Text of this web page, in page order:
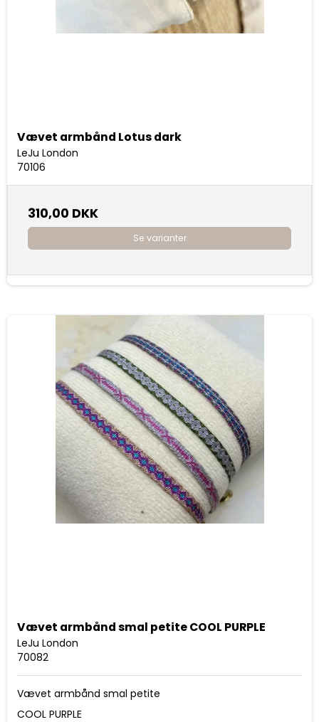
Vævet armbånd Lotus dark
LeJu London
70106
310,00 DKK
Se varianter
Vævet armbånd smal petite COOL PURPLE
LeJu London
70082
Vævet armbånd smal petite
COOL PURPLE